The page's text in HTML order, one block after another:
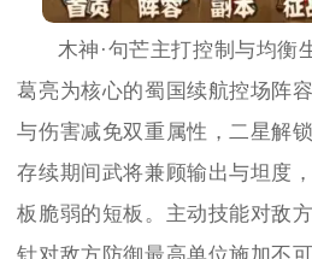
木神·句芒主打控制与均衡
葛亮为核心的蜀国续航控场阵
与伤害减免双重属性，二星解
存续期间武将兼顾输出与坦度
板脆弱的短板。主动技能对敌